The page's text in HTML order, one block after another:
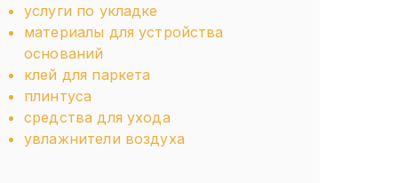
услуги по укладке
материалы для устройства
оснований
клей для паркета
плинтуса
средства для ухода
увлажнители воздуха